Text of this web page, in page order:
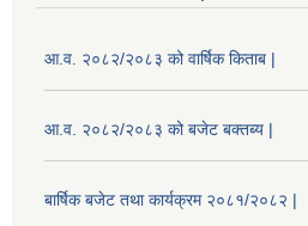
आ.व. २०८२/२०८३ को वार्षिक किताब |
आ.व. २०८२/२०८३ को बजेट बक्तब्य |
बार्षिक बजेट तथा कार्यक्रम २०८१/२०८२ |